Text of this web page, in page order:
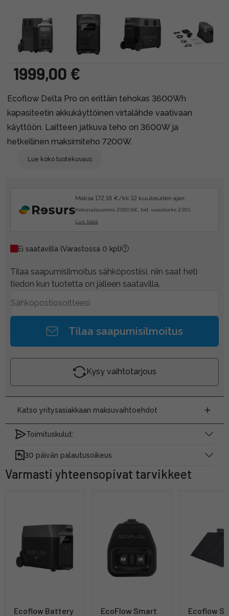
1999,00 €
Ecoflow Delta Pro on erittäin tehokas 3600Wh
kapasiteetin akkukäyttöinen virtalähde vaativaan
käyttöön. Laitteen jatkuva teho on 3600W ja
hetkellinen maksimiteho 7200W.
Lue koko tuotekuvaus
Maksa 172.18 €/kk 12 kuukauden ajan.
Kokonaissumma 2060.6€, tod. vuosikorko 2.91%.
Lue lisää
Ei saatavilla (Varastossa 0 kpl)
Tilaa saapumisilmoitus sähköpostiisi, niin saat heti
tiedon kun tuotetta on jälleen saatavilla.
Tilaa saapumisilmoitus
Kysy vaihtotarjous
Katso yritysasiakkaan maksuvaihtoehdot
Toimituskulut:
30 päivän palautusoikeus
Varmasti yhteensopivat tarvikkeet
Ecoflow Battery
EcoFlow Smart
Ecoflow